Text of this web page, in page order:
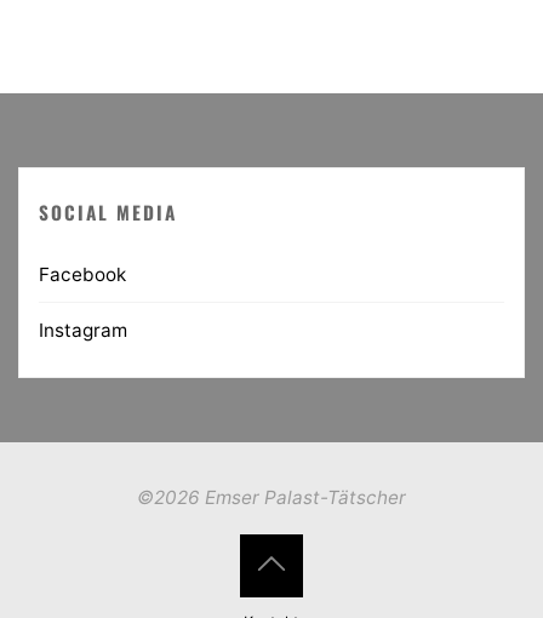
SOCIAL MEDIA
Facebook
Instagram
©2026 Emser Palast-Tätscher
Back